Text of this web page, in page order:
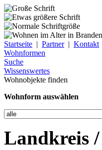
Startseite | Partner| Kontakt
Wohnformen
Suche
Wissenswertes
Wohnobjekte finden
Wohnform auswählen
Landkreis